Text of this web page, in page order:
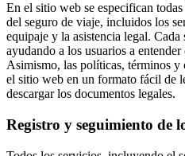
En el sitio web se especifican
del seguro de viaje, incluidos los
equipaje y la asistencia legal. Cada
ayudando a los usuarios a
Asimismo, las políticas, términos y
el sitio web en un formato fácil de
descargar los documentos legales.
Registro y seguimiento de